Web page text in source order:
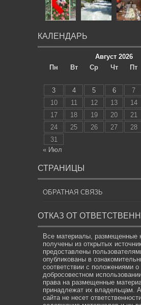
КАЛЕНДАРЬ
Август 2026
Пн
Вт Ср Чт Пт
3
4 5 6 7
10
11 12 13 14
17
18 19 20 21
24
25 26 27 28
31
« Июл
СТРАНИЦЫ
ОБРАТНАЯ СВЯЗЬ
ОТКАЗ ОТ
Все материалы, размещенные
получены из открытых
предоставлены
опубликованы в
соответствии с положениями о
добросовестном
права на размещенные
принадлежат их владельцам.
сайта не несет